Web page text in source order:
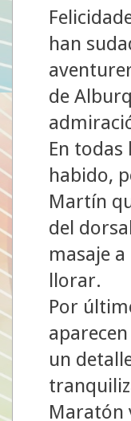
han
de
En todas
habido,
Martín
del
masaje
llorar.
Por
un
Maratón